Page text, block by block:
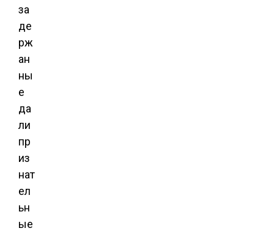
за
де
рж
ан
ны
е
да
ли
пр
из
нат
ел
ьн
ые